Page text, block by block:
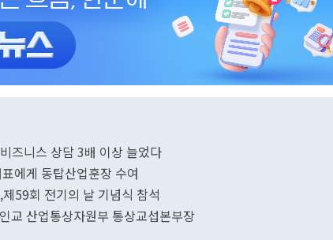
즈니스 상담 3배 이상 늘었다
코 대표에게 동탑산업훈장 수여
59회 전기의 날 기념식 참석
교 산업통상자원부 통상교섭본부장